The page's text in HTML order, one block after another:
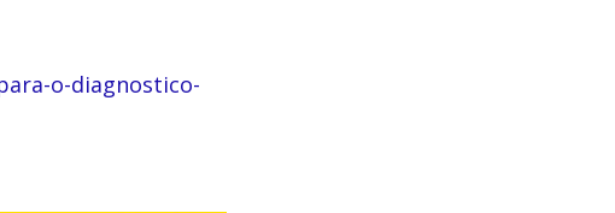
o-diagnostico-